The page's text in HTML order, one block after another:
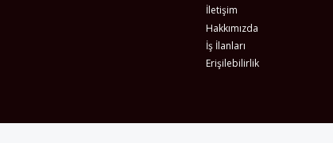
İletişim
Hakkımızda
İş İlanları
Erişilebilirlik